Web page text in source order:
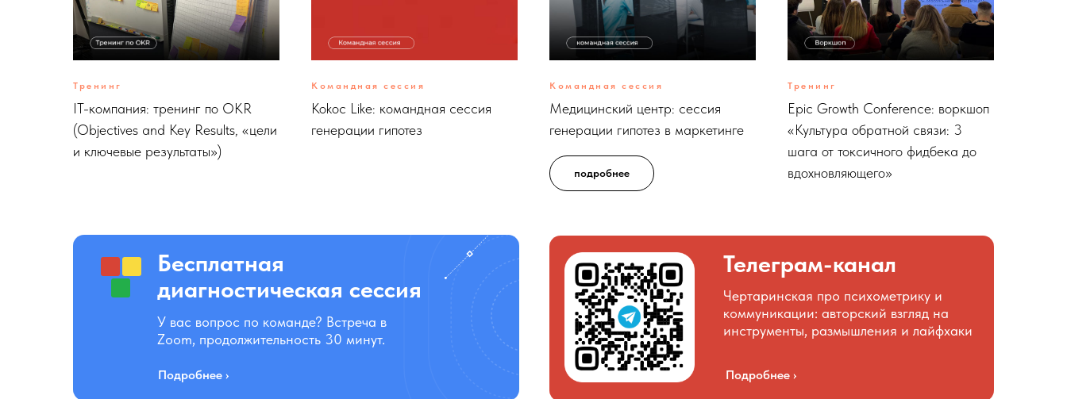
Тренинг
IT-компания: тренинг по OKR
(Objectives and Key Results, «цели
и ключевые результаты»)
Командная сессия
Kokoc Like: командная сессия
генерации гипотез
Командная сессия
Медицинский центр: сессия
генерации гипотез в маркетинге
подробнее
Тренинг
Epic Growth Conference: воркшоп
«Культура обратной связи: 3
шага от токсичного фидбека до
вдохновляющего»
Телеграм-канал
У вас вопрос по команде? Встреча в
Zoom, продолжительность 30 минут.
Бесплатная
диагностическая сессия
Чертаринская про психометрику и
коммуникации: авторский взгляд на
инструменты, размышления и лайфхаки
Подробнее › Подробнее ›